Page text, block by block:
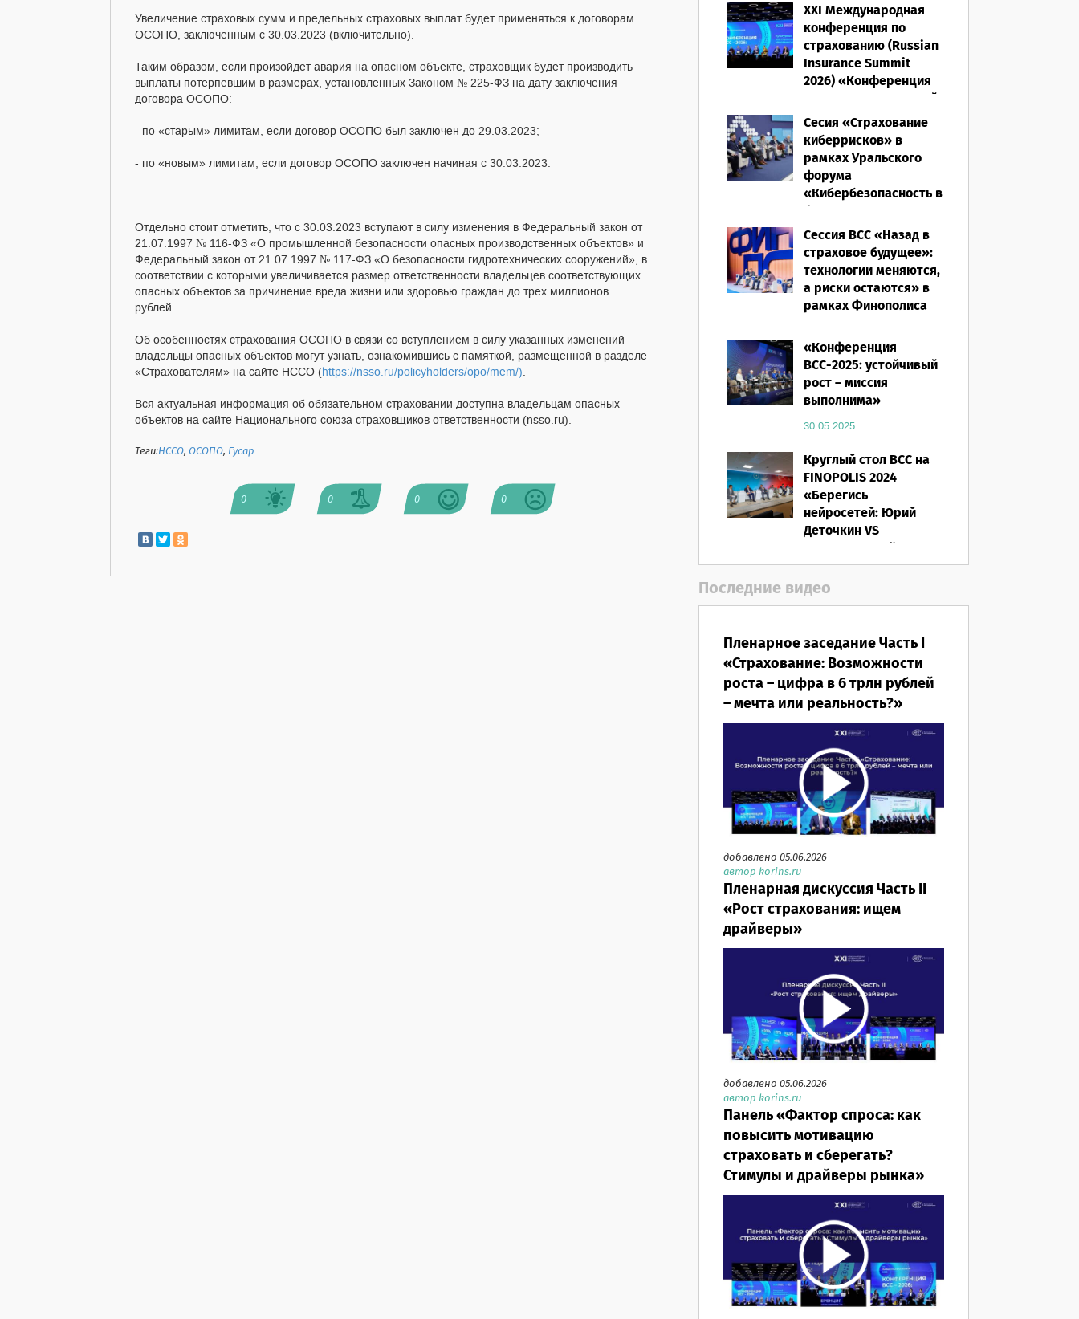
Увеличение страховых сумм и предельных страховых выплат будет применяться к договорам
ОСОПО, заключенным с 30.03.2023 (включительно).
Таким образом, если произойдет авария на опасном объекте, страховщик будет производить
выплаты потерпевшим в размерах, установленных Законом № 225-ФЗ на дату заключения
договора ОСОПО:
- по «старым» лимитам, если договор ОСОПО был заключен до 29.03.2023;
- по «новым» лимитам, если договор ОСОПО заключен начиная с 30.03.2023.
Отдельно стоит отметить, что с 30.03.2023 вступают в силу изменения в Федеральный закон от
21.07.1997 № 116-ФЗ «О промышленной безопасности опасных производственных объектов» и
Федеральный закон от 21.07.1997 № 117-ФЗ «О безопасности гидротехнических сооружений», в
соответствии с которыми увеличивается размер ответственности владельцев соответствующих
опасных объектов за причинение вреда жизни или здоровью граждан до трех миллионов
рублей.
Об особенностях страхования ОСОПО в связи со вступлением в силу указанных изменений
владельцы опасных объектов могут узнать, ознакомившись с памяткой, размещенной в разделе
«Страхователям» на сайте НССО (https://nsso.ru/policyholders/opo/mem/).
Вся актуальная информация об обязательном страховании доступна владельцам опасных
объектов на сайте Национального союза страховщиков ответственности (nsso.ru).
Теги:НССО,ОСОПО, Гусар
0 0 0 0
XXI Международная
конференция по
страхованию (Russian
Insurance Summit
2026) «Конференция
ВСС-2026: Культурный
код страхования/
Человеческий
фактор»
28.05.2026
Сесия «Страхование
киберрисков» в
рамках Уральского
форума
«Кибербезопасность в
финансах» 2026
16.03.2026
Сессия ВСС «Назад в
страховое будущее»:
технологии меняются,
а риски остаются» в
рамках Финополиса
16.03.2026
«Конференция
ВСС-2025: устойчивый
рост – миссия
выполнима»
30.05.2025
Круглый стол ВСС на
FINOPOLIS 2024
«Берегись
нейросетей: Юрий
Деточкин VS
искусственный
интеллект»
12.11.2024
Последние видео
Пленарное заседание Часть I
«Страхование: Возможности
роста – цифра в 6 трлн рублей
– мечта или реальность?»
добавлено 05.06.2026
автор korins.ru
Пленарная дискуссия Часть II
«Рост страхования: ищем
драйверы»
добавлено 05.06.2026
автор korins.ru
Панель «Фактор спроса: как
повысить мотивацию
страховать и сберегать?
Стимулы и драйверы рынка»